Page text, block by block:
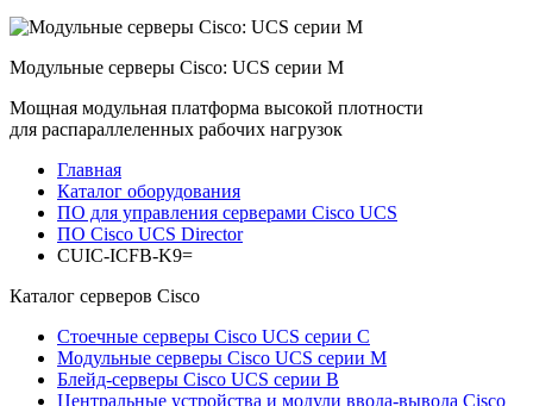
Модульные серверы Cisco: UCS серии M
Мощная модульная платформа высокой плотности
для распараллеленных рабочих нагрузок
Главная
Каталог оборудования
ПО для управления серверами Cisco UCS
ПО Cisco UCS Director
CUIC-ICFB-K9=
Каталог серверов Cisco
Стоечные серверы Cisco UCS серии C
Модульные серверы Cisco UCS серии M
Блейд-серверы Cisco UCS серии B
Центральные устройства и модули ввода-вывода Cisco